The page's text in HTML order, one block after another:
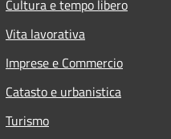
Cultura e tempo libero
Vita lavorativa
Imprese e Commercio
Catasto e urbanistica
Turismo